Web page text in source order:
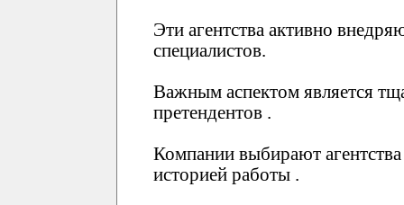
Эти агентства активно
специалистов.
Важным аспектом является
претендентов .
Компании выбирают
историей работы .